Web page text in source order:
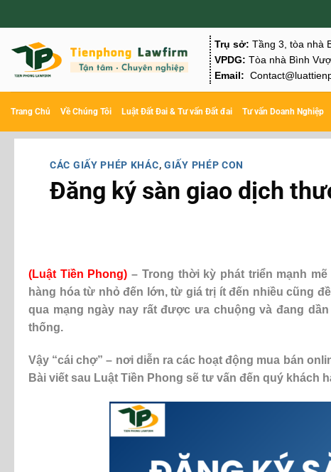
nội
dung
Trụ sở: Tầng 3, tòa nhà
VPDG: Tòa nhà Bình
Email:
Trang Chủ Về Chúng Tôi Luật Đất Đai & Tư vấn Đất đai Tư vấn Doanh Nghiệp
CÁC GIẤY PHÉP KHÁC,GIẤY PHÉP CON
Đăng ký sàn giao dịch
(Luật Tiền Phong) – Trong thời kỳ phát triển mạnh
hàng hóa từ nhỏ đến lớn, từ giá trị ít đến nhiều cũng
qua mạng ngày nay rất được ưa chuộng và đang
thống.
Vậy “cái chợ” – nơi diễn ra các hoạt động mua bán
Bài viết sau Luật Tiền Phong sẽ tư vấn đến quý khách